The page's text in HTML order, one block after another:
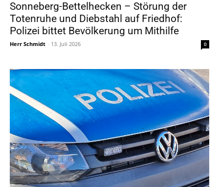
Sonneberg-Bettelhecken – Störung der
Totenruhe und Diebstahl auf Friedhof:
Polizei bittet Bevölkerung um Mithilfe
Herr Schmidt - 13. Juli 2026 0